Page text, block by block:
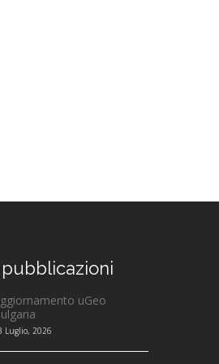
uGeo
Luglio, 2026